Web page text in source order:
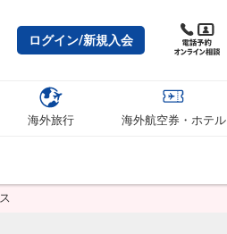
ログイン/新規入会
海外旅行 海外航空券・ホテル